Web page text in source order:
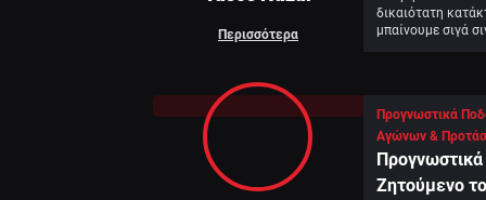
Περισσότερα
δικαιότατη
μπαίνουμε σιγά
Προγνωστικά
Αγώνων &
Ζητούμενο